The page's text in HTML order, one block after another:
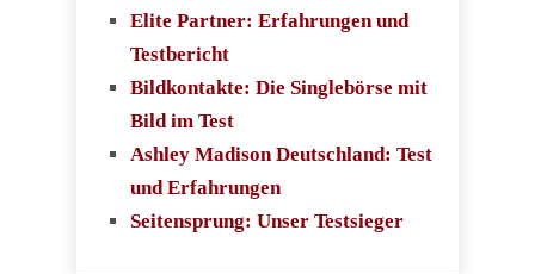
Elite Partner: Erfahrungen und
Testbericht
Bildkontakte: Die Singlebörse mit
Bild im Test
Ashley Madison Deutschland: Test
und Erfahrungen
Seitensprung: Unser Testsieger